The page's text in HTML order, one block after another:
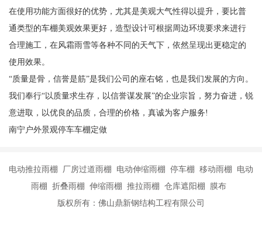
在使用功能方面很好的优势，尤其是美观大气性得以提升，要比普
通类型的车棚美观效果更好，造型设计可根据周边环境要求来进行
合理施工，在风霜雨雪等各种不同的天气下，依然呈现出更稳定的
使用效果。
“质量是骨，信誉是筋”是我们公司的座右铭，也是我们发展的方向。
我们奉行“以质量求生存，以信誉谋发展”的企业宗旨，努力奋进，锐
意进取，以优良的品质，合理的价格，真诚为客户服务!
南宁户外景观停车车棚定做
电动推拉雨棚 厂房过道雨棚 电动伸缩雨棚 停车棚 移动雨棚 电动
雨棚 折叠雨棚 伸缩雨棚 推拉雨棚 仓库遮阳棚 膜布
版权所有：佛山鼎新钢结构工程有限公司